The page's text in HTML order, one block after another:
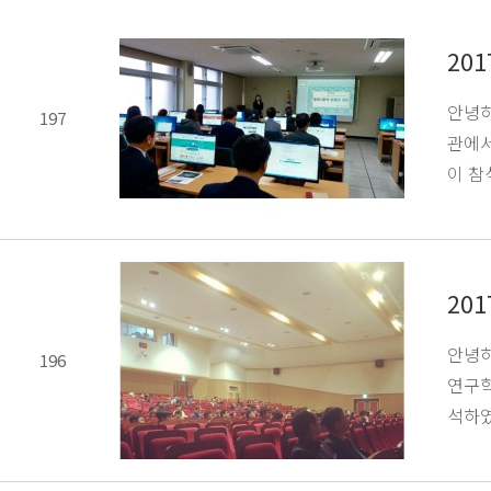
197
안녕
관에
이 참
196
안녕
연구
석하